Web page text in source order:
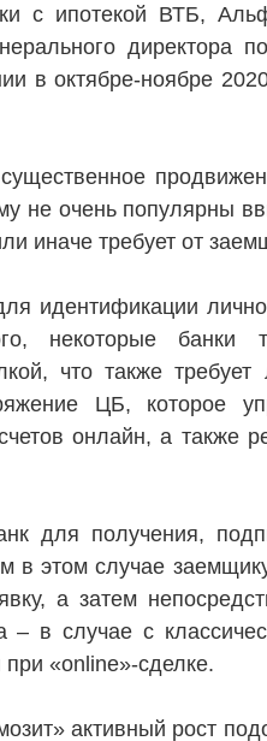
Акции
Ипотека
Документы
с ипотекой ВТБ,
в октябре-ноябре
не очень популярны
иначе требует от
идентификации
некоторые
что также
ЦБ, которое
онлайн, а также
для получения,
в этом случае
а затем
– в случае с
«online»-сделке.
активный рост